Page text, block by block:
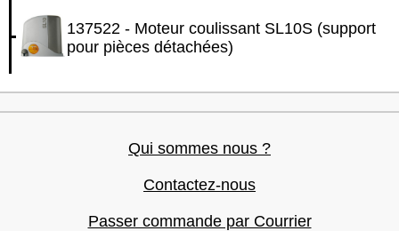
137522 - Moteur coulissant SL10S (support
pour pièces détachées)
Qui sommes nous ?
Contactez-nous
Passer commande par Courrier